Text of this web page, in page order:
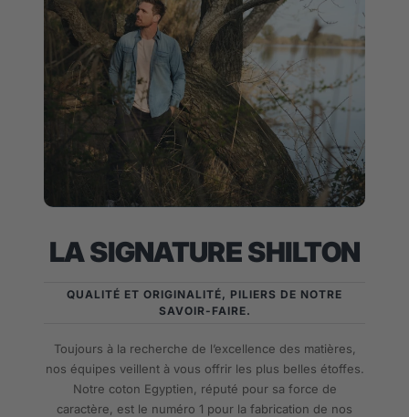
LA SIGNATURE SHILTON
QUALITÉ ET ORIGINALITÉ, PILIERS DE NOTRE
SAVOIR-FAIRE.
Toujours à la recherche de l’excellence des matières,
nos équipes veillent à vous offrir les plus belles étoffes.
Notre coton Egyptien, réputé pour sa force de
caractère, est le numéro 1 pour la fabrication de nos